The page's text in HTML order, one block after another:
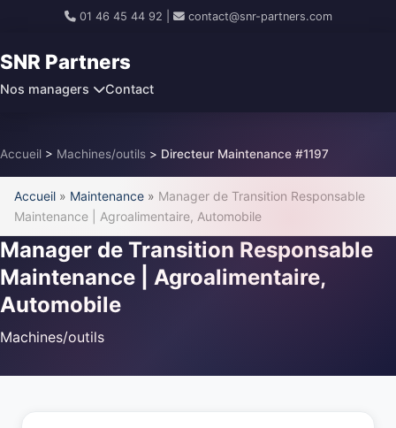
01 46 45 44 92 contact@snr-partners.com
SNR Partners
Nos managers Contact
Accueil > Machines/outils > Directeur Maintenance #1197
Accueil » Maintenance » Manager de Transition Responsable
Maintenance | Agroalimentaire, Automobile
Manager de Transition Responsable
Maintenance | Agroalimentaire,
Automobile
Machines/outils